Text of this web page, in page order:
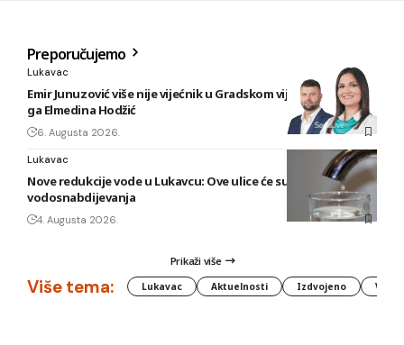
Preporučujemo
Lukavac
Emir Junuzović više nije vijećnik u Gradskom vijeću, zamijenila
ga Elmedina Hodžić
6. Augusta 2026.
Lukavac
Nove redukcije vode u Lukavcu: Ove ulice će sutra biti bez
vodosnabdijevanja
4. Augusta 2026.
Prikaži više
Više tema: Lukavac Aktuelnosti Izdvojeno